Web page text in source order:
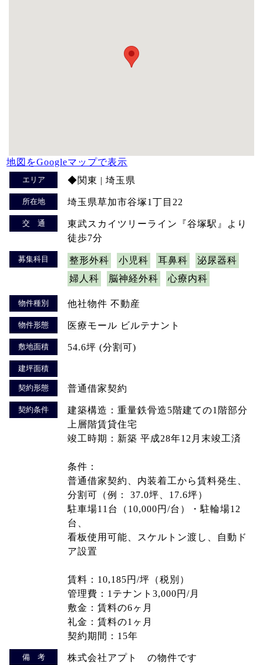
地図をGoogleマップで表示
エリア ◆関東 | 埼玉県
所在地 埼玉県草加市谷塚1丁目22
交 通
東武スカイツリーライン『谷塚駅』より
徒歩7分
募集科目 整形外科 小児科 耳鼻科
泌尿器科
婦人科
脳神経外科 心療内科
物件種別 他社物件 不動産
物件形態 医療モール ビルテナント
敷地面積 54.6坪 (分割可)
建坪面積
契約形態 普通借家契約
契約条件
建築構造：重量鉄骨造5階建ての1階部分
上層階賃貸住宅
竣工時期：新築 平成28年12月末竣工済
条件：
普通借家契約、内装着工から賃料発生、
分割可（例： 37.0坪、17.6坪）
駐車場11台（10,000円/台）・駐輪場12
台、
看板使用可能、スケルトン渡し、自動ド
ア設置
賃料：10,185円/坪（税別）
管理費：1テナント3,000円/月
敷金：賃料の6ヶ月
礼金：賃料の1ヶ月
契約期間：15年
備 考 株式会社アプト の物件です